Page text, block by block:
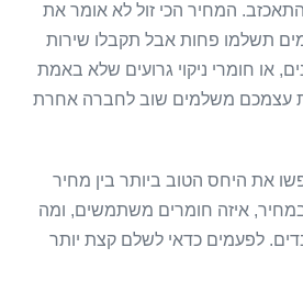
המחיר הכי זול לא אומר את
תשלמו פחות אבל תקבלו שירות
או חומרי ניקוי גרועים שלא באמת
עצמכם משלמים שוב לחברה אחרת
את היחס הטוב ביותר בין מחיר
איזה חומרים משתמשים, ומה
לפעמים כדאי לשלם קצת יותר